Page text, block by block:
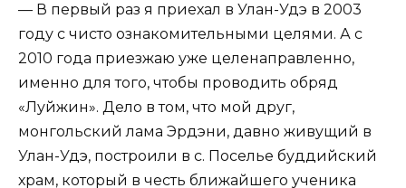
— В первый раз я приехал в Улан-Удэ в 2003
году с чисто ознакомительными целями. А с
2010 года приезжаю уже целенаправленно,
именно для того, чтобы проводить обряд
«Луйжин». Дело в том, что мой друг,
монгольский лама Эрдэни, давно живущий в
Улан-Удэ, построили в с. Поселье буддийский
храм, который в честь ближайшего ученика